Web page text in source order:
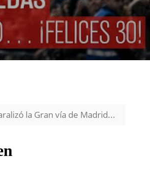
la Gran vía de Madrid...